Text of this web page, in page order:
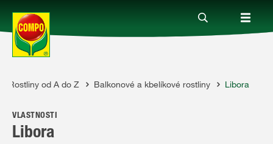
Produkty
Rady a tipy
Rostliny od A do Z Balkonové a kbelíkové rostliny Libora
VLASTNOSTI
Libora